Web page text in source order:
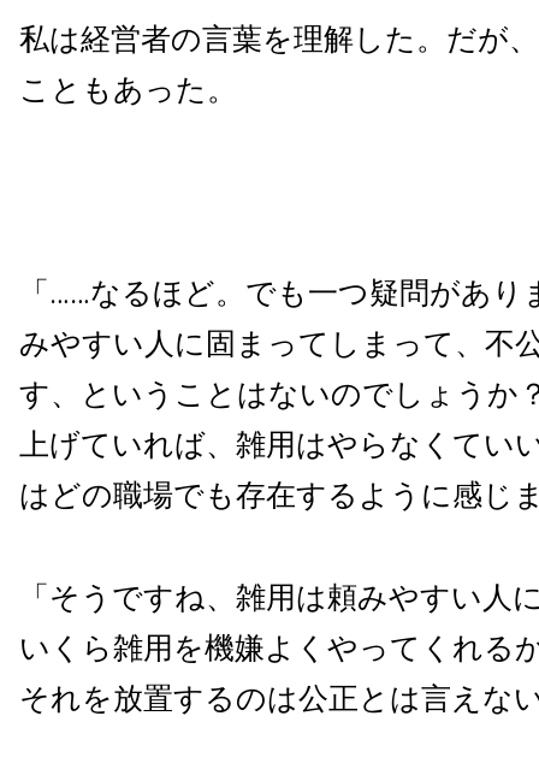
私は経営者の言葉を理解した。だが
こともあった。
「……なるほど。でも一つ疑問があり
みやすい人に固まってしまって、不
す、ということはないのでしょうか
上げていれば、雑用はやらなくてい
はどの職場でも存在するように感じ
「そうですね、雑用は頼みやすい人
いくら雑用を機嫌よくやってくれる
それを放置するのは公正とは言えな